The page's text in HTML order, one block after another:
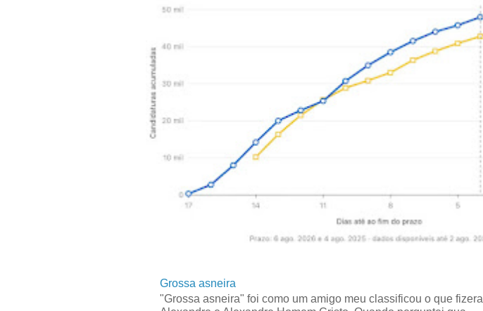
Grossa asneira
"Grossa asneira" foi como um amigo meu classificou o que